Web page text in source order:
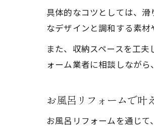
具体的なコツとしては、
なデザインと調和する素
また、収納スペースを工
ォーム業者に相談しなが
お風呂リフォームで叶
お風呂リフォームを通じ